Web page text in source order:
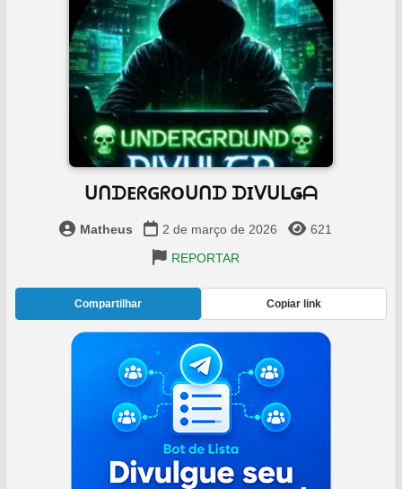
️ ᑌᑎᗪEᖇGᖇOᑌᑎᗪ ᗪIᐯᑌᒪǤᗩ ️
Matheus 2 de março de 2026
621
REPORTAR
Compartilhar Copiar link